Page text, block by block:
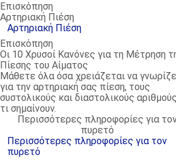
Επισκόπηση
Αρτηριακή Πιέση
Αρτηριακή Πιέση
Επισκόπηση
Οι 10 Χρυσοί Κανόνες για τη Μέτρηση
Πίεσης του Αίματος
Μάθετε όλα όσα χρειάζεται να
για την αρτηριακή σας πίεση, τους
συστολικούς και διαστολικούς
τι σημαίνουν.
Περισσότερες πληροφορίες για
πυρετό
Περισσότερες πληροφορίες για τον
πυρετό